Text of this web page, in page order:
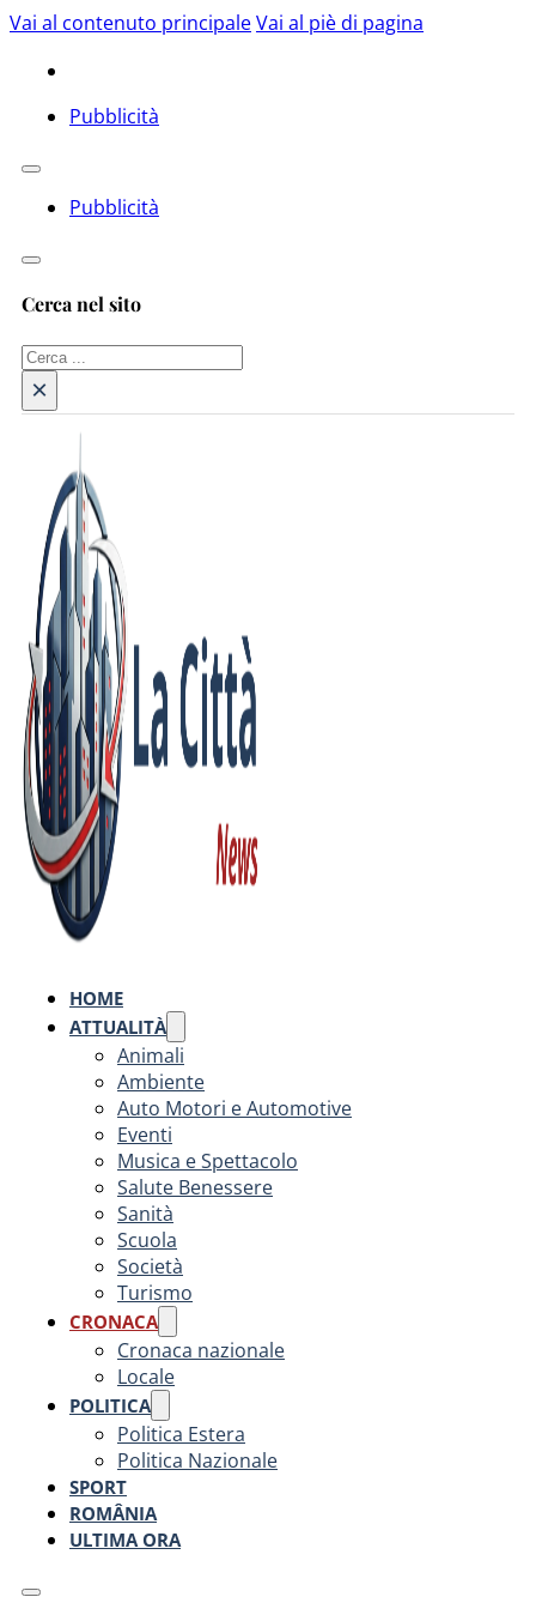
Vai al contenuto principaleVai al piè di pagina
Pubblicità
Pubblicità
Cerca nel sito
Cerca
×
HOME
ATTUALITÀ
Animali
Ambiente
Auto Motori e Automotive
Eventi
Musica e Spettacolo
Salute Benessere
Sanità
Scuola
Società
Turismo
CRONACA
Cronaca nazionale
Locale
POLITICA
Politica Estera
Politica Nazionale
SPORT
ROMÂNIA
ULTIMA ORA